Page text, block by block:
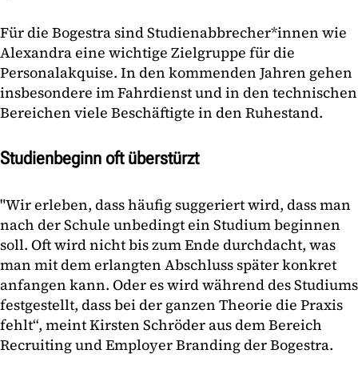
Für die Bogestra sind Studienabbrecher*innen wie
Alexandra eine wichtige Zielgruppe für die
Personalakquise. In den kommenden Jahren gehen
insbesondere im Fahrdienst und in den technischen
Bereichen viele Beschäftigte in den Ruhestand.
Studienbeginn oft überstürzt
"Wir erleben, dass häufig suggeriert wird, dass man
nach der Schule unbedingt ein Studium beginnen
soll. Oft wird nicht bis zum Ende durchdacht, was
man mit dem erlangten Abschluss später konkret
anfangen kann. Oder es wird während des Studiums
festgestellt, dass bei der ganzen Theorie die Praxis
fehlt“, meint Kirsten Schröder aus dem Bereich
Recruiting und Employer Branding der Bogestra.